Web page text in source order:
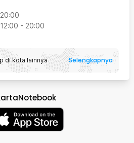
20:00
12:00 - 20:00
di kota lainnya Selengkapnya